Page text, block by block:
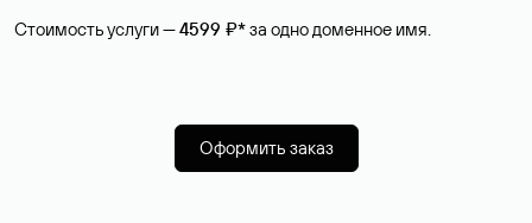
Стоимость услуги —4599 ₽*за одно доменное имя.
Оформить заказ